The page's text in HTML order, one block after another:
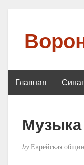
Главная
byЕврейская